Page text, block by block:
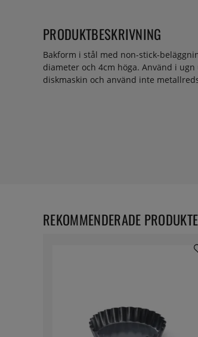
PRODUKTBESKRIVNING
Bakform i stål med non-stick-
diameter och 4cm höga. Använd i
diskmaskin och använd inte
REKOMMENDERADE